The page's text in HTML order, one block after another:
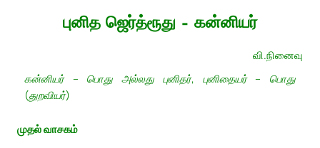
புனித ஜெர்த்ரூது – கன்னியர்
வி.நினைவு
கன்னியர் – பொது அல்லது புனிதர், புனிதையர் – பொது
(துறவியர்)
முதல் வாசகம்